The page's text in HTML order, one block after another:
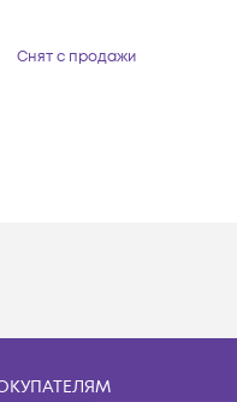
Снят с продажи